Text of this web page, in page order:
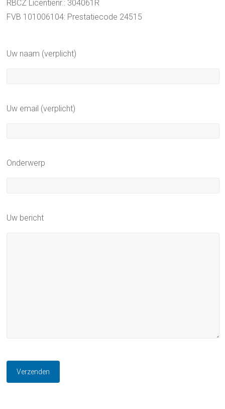
RBCZ Licentienr.: 304061R
FVB 101006104: Prestatiecode 24515
Uw naam (verplicht)
Uw email (verplicht)
Onderwerp
Uw bericht